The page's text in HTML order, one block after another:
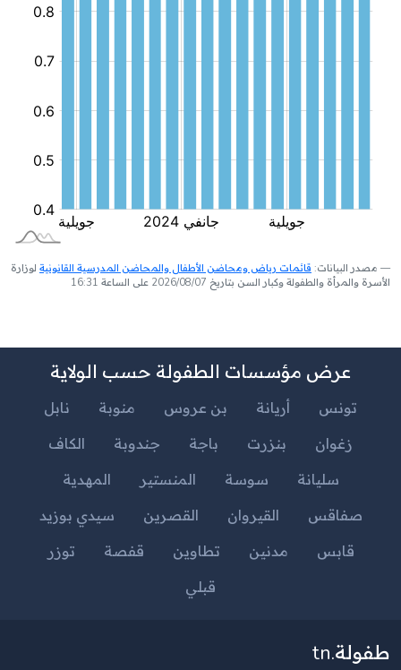
مصدر البيانات: قائمات رياض ومحاضن الأطفال والمحاضن المدرسية القانونية لوزارة
الأسرة والمرأة والطفولة وكبار السن بتاريخ 2026/08/07 على الساعة 16:31
عرض مؤسسات الطفولة حسب الولاية
تونس أريانة بن عروس منوبة
نابل
زغوان
بنزرت باجة جندوبة
الكاف
سليانة
سوسة المنستير
المهدية
صفاقس
القيروان القصرين
سيدي بوزيد
قابس
مدنين تطاوين قفصة
توزر
قبلي
طفولة.tn